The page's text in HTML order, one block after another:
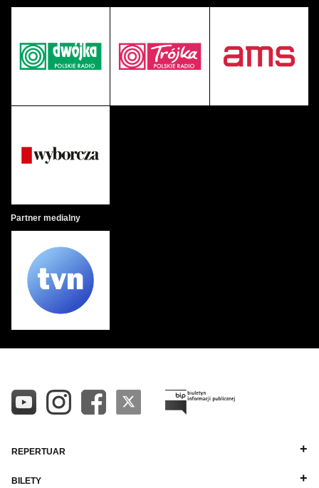
Partner medialny
REPERTUAR
BILETY